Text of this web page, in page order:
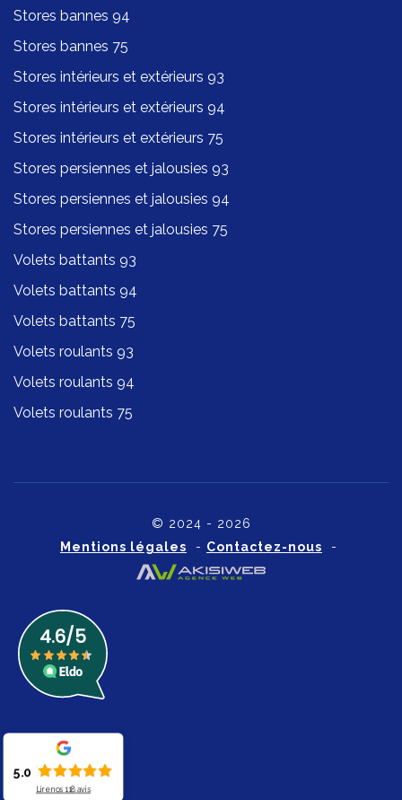
Stores bannes 94
Stores bannes 75
Stores intérieurs et extérieurs 93
Stores intérieurs et extérieurs 94
Stores intérieurs et extérieurs 75
Stores persiennes et jalousies 93
Stores persiennes et jalousies 94
Stores persiennes et jalousies 75
Volets battants 93
Volets battants 94
Volets battants 75
Volets roulants 93
Volets roulants 94
Volets roulants 75
© 2024 - 2026
Mentions légales - Contactez-nous -
5.0
Lire nos 118 avis